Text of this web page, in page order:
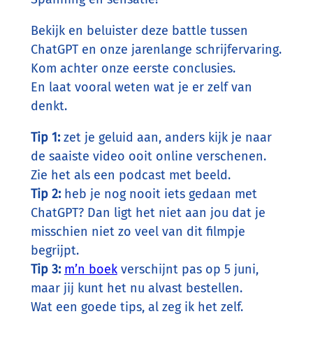
Bekijk en beluister deze battle tussen
ChatGPT en onze jarenlange schrijfervaring.
Kom achter onze eerste conclusies.
En laat vooral weten wat je er zelf van
denkt.
Tip 1:zet je geluid aan, anders kijk je naar
de saaiste video ooit online verschenen.
Zie het als een podcast met beeld.
Tip 2:heb je nog nooit iets gedaan met
ChatGPT? Dan ligt het niet aan jou dat je
misschien niet zo veel van dit filmpje
begrijpt.
Tip 3: m’n boekverschijnt pas op 5 juni,
maar jij kunt het nu alvast bestellen.
Wat een goede tips, al zeg ik het zelf.